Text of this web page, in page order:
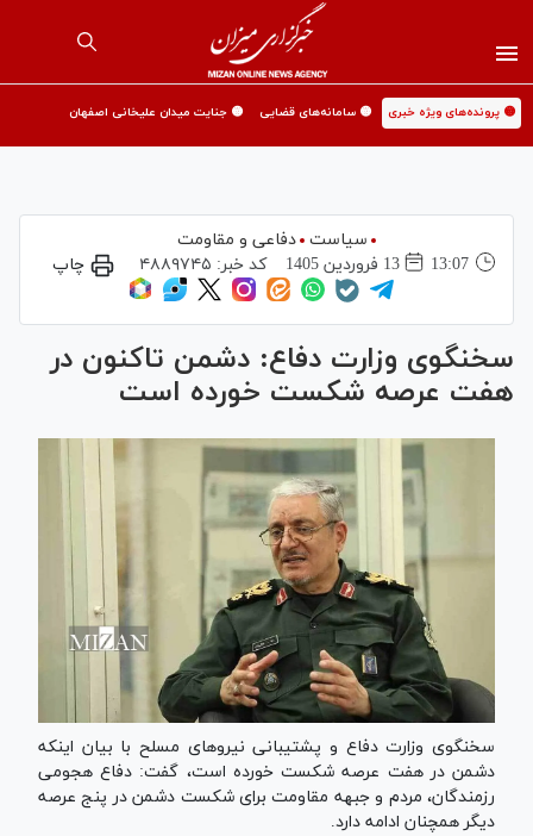
🟡 پرونده‌های ویژه خبری 🟡 سامانه‌های قضایی 🟡 جنایت میدان علیخانی اصفهان
سیاست
دفاعی و مقاومت
13:07
13 فروردين 1405 کد خبر: ۴۸۸۹۷۴۵ چاپ
سخنگوی وزارت دفاع: دشمن تاکنون در
هفت عرصه شکست خورده است
سخنگوی وزارت دفاع و پشتیبانی نیروهای مسلح با بیان اینکه
دشمن در هفت عرصه شکست خورده است، گفت: دفاع هجومی
رزمندگان، مردم و جبهه مقاومت برای شکست دشمن در پنج عرصه
دیگر همچنان ادامه دارد.